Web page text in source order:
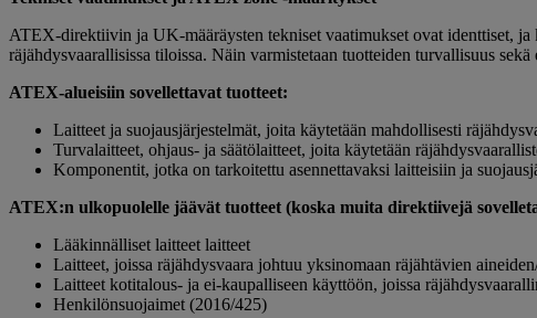
ATEX-direktiivin ja UK-määräysten tekniset vaatimukset ovat identtiset,
räjähdysvaarallisissa tiloissa. Näin varmistetaan tuotteiden turvallisuus
ATEX-alueisiin sovellettavat tuotteet:
Laitteet ja suojausjärjestelmät, joita käytetään mahdollisesti
Turvalaitteet, ohjaus- ja säätölaitteet, joita käytetään
Komponentit, jotka on tarkoitettu asennettavaksi laitteisiin ja
ATEX:n ulkopuolelle jäävät tuotteet (koska muita direktiivejä
Lääkinnälliset laitteet laitteet
Laitteet, joissa räjähdysvaara johtuu yksinomaan räjähtävien
Laitteet kotitalous- ja ei-kaupalliseen käyttöön, joissa
Henkilönsuojaimet (2016/425)